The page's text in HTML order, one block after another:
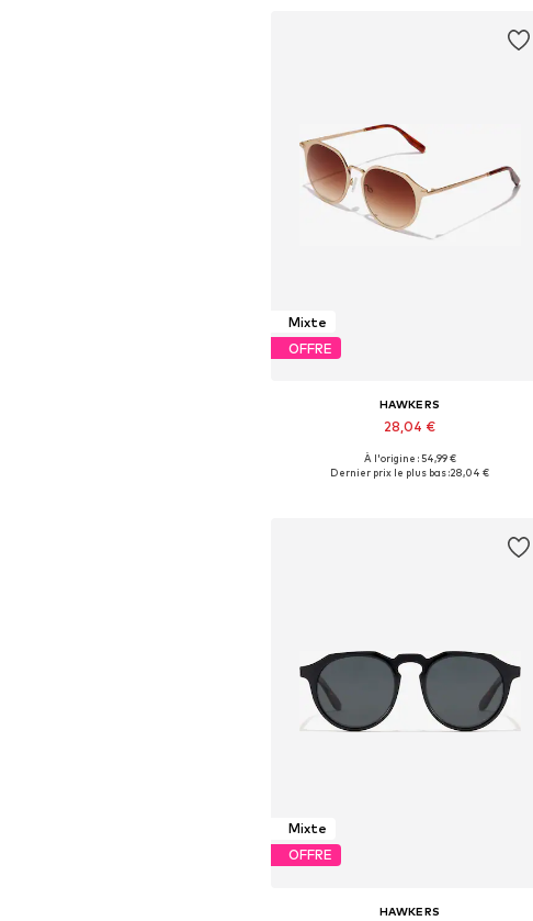
Mixte
OFFRE
HAWKERS
28,04 €
Tailles disponibles: Onesize
À l'origine : 54,99 €
Dernier prix le plus bas :28,04 €
Mixte
OFFRE
HAWKERS